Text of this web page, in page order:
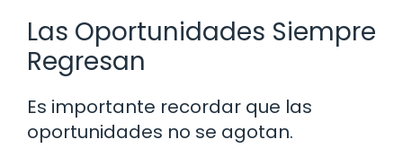
Las Oportunidades Siempre
Regresan
Es importante recordar que las
oportunidades no se agotan.